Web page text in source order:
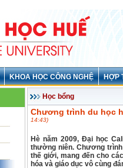
KHOA HỌC CÔNG NGHỆ HỢP
Học bổng
Chương trình du học
14:43)
Hè năm 2009, Đại học
thường niên. Chương
thế giới, mang đến cho
hóa và giáo dục vô cùng